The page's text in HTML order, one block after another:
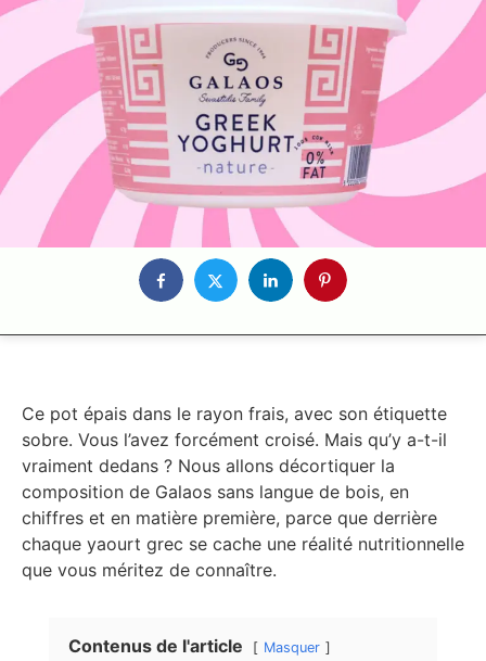
Ce pot épais dans le rayon frais, avec son étiquette
sobre. Vous l’avez forcément croisé. Mais qu’y a-t-il
vraiment dedans ? Nous allons décortiquer la
composition de Galaos sans langue de bois, en
chiffres et en matière première, parce que derrière
chaque yaourt grec se cache une réalité nutritionnelle
que vous méritez de connaître.
Contenus de l'article Masquer